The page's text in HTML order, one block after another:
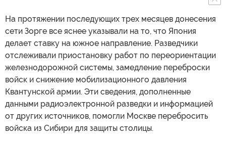
На протяжении последующих трех месяцев донесения
сети Зорге все яснее указывали на то, что Япония
делает ставку на южное направление. Разведчики
отслеживали приостановку работ по переориентации
железнодорожной системы, замедление переброски
войск и снижение мобилизационного давления
Квантунской армии. Эти сведения, дополненные
данными радиоэлектронной разведки и информацией
от других источников, помогли Москве перебросить
войска из Сибири для защиты столицы.